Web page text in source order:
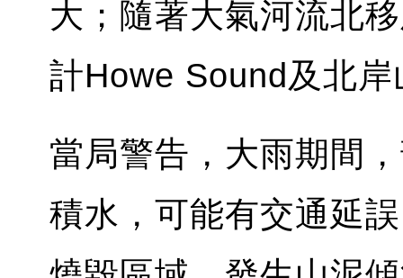
大；隨著大氣河流北
計Howe Sound及北
當局警告，大雨期間
積水，可能有交通延